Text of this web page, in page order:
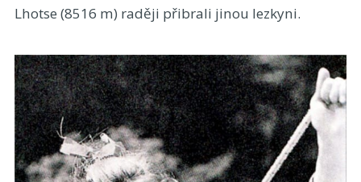
Lhotse (8516 m) raději přibrali jinou lezkyni.